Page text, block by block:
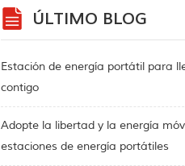
ÚLTIMO BLOG
Estación de energía portátil para
contigo
Adopte la libertad y la energía
estaciones de energía portátiles